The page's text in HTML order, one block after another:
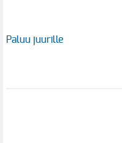
Paluu juurille